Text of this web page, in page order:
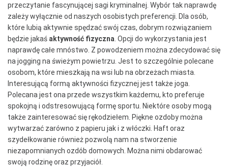
przeczytanie fascynującej sagi kryminalnej. Wybór tak naprawdę
zależy wyłącznie od naszych osobistych preferencji. Dla osób,
które lubią aktywnie spędzać swój czas, dobrym rozwiązaniem
będzie jakaś aktywność fizyczna . Opcji do wykorzystania jest
naprawdę całe mnóstwo. Z powodzeniem można zdecydować się
na jogging na świeżym powietrzu. Jest to szczególnie polecane
osobom, które mieszkają na wsi lub na obrzeżach miasta.
Interesującą formą aktywności fizycznej jest także joga.
Polecana jest ona przede wszystkim każdemu, kto preferuje
spokojną i odstresowującą formę sportu. Niektóre osoby mogą
także zainteresować się rękodziełem. Piękne ozdoby można
wytwarzać zarówno z papieru jak i z włóczki. Haft oraz
szydełkowanie również pozwolą nam na stworzenie
niezapomnianych ozdób domowych. Można nimi obdarować
swoją rodzinę oraz przyjaciół.